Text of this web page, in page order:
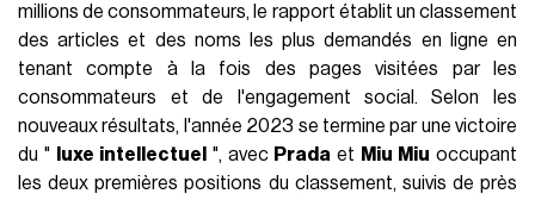
millions de consommateurs, le rapport établit un classement
des articles et des noms les plus demandés en ligne en
tenant compte à la fois des pages visitées par les
consommateurs et de l'engagement social. Selon les
nouveaux résultats, l'année 2023 se termine par une victoire
du "
luxe intellectuel ", avec Prada et Miu Miu occupant
les deux premières positions du classement, suivis de près